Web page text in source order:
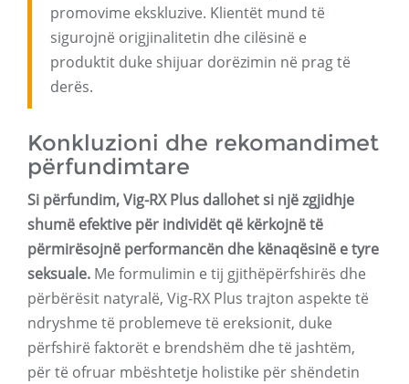
promovime ekskluzive. Klientët mund të
sigurojnë origjinalitetin dhe cilësinë e
produktit duke shijuar dorëzimin në prag të
derës.
Konkluzioni dhe rekomandimet
përfundimtare
Si përfundim, Vig-RX Plus dallohet si një zgjidhje
shumë efektive për individët që kërkojnë të
përmirësojnë performancën dhe kënaqësinë e tyre
seksuale. Me formulimin e tij gjithëpërfshirës dhe
përbërësit natyralë, Vig-RX Plus trajton aspekte të
ndryshme të problemeve të ereksionit, duke
përfshirë faktorët e brendshëm dhe të jashtëm,
për të ofruar mbështetje holistike për shëndetin